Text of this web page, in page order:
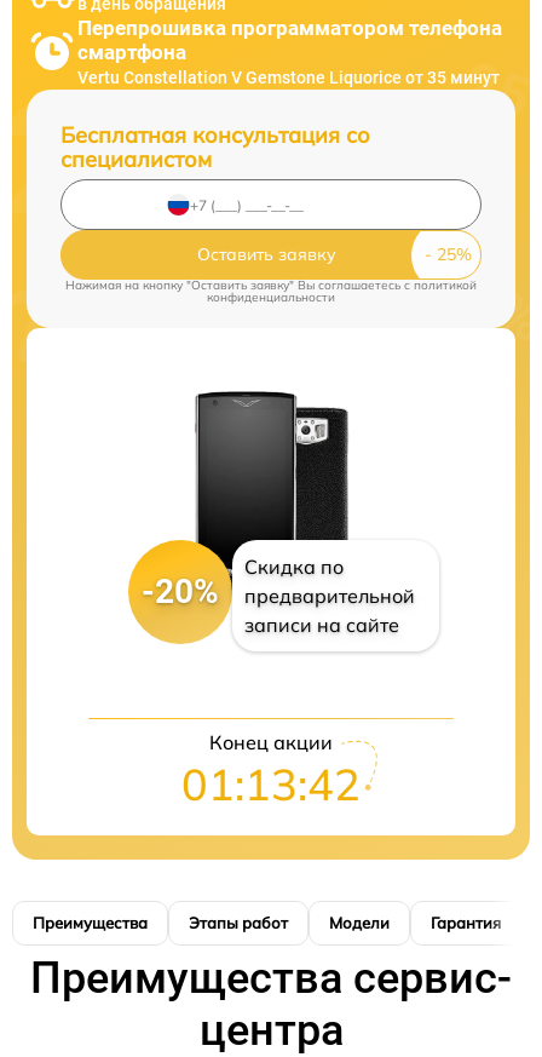
Перепрошивка программатором телефона
смартфона
Vertu Constellation V Gemstone Liquorice от 35 минут
Бесплатная консультация со
специалистом
Оставить заявку
Нажимая на кнопку "Оставить заявку" Вы соглашаетесь cполитикой
конфиденциальности
-20%
Скидка по
предварительной
записи на сайте
Конец акции
01:13:41
Преимущества Этапы работ Модели Гарантия
Преимущества сервис-
центра